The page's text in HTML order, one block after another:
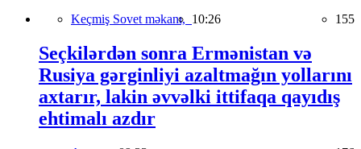
Keçmiş Sovet məkanı, 10:26 155
Seçkilərdən sonra Ermənistan və
Rusiya gərginliyi azaltmağın yollarını
axtarır, lakin əvvəlki ittifaqa qayıdış
ehtimalı azdır